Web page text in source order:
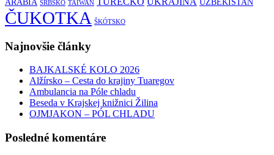
ARÁBIA SRBSKO TAIWAN UZBEKISTAN
ČUKOTKA ŠKÓTSKO
Najnovšie články
BAJKALSKÉ KOLO 2026
Alžírsko – Cesta do krajiny Tuaregov
Ambulancia na Póle chladu
Beseda v Krajskej knižnici Žilina
OJMJAKON – PÓL CHLADU
Posledné komentáre